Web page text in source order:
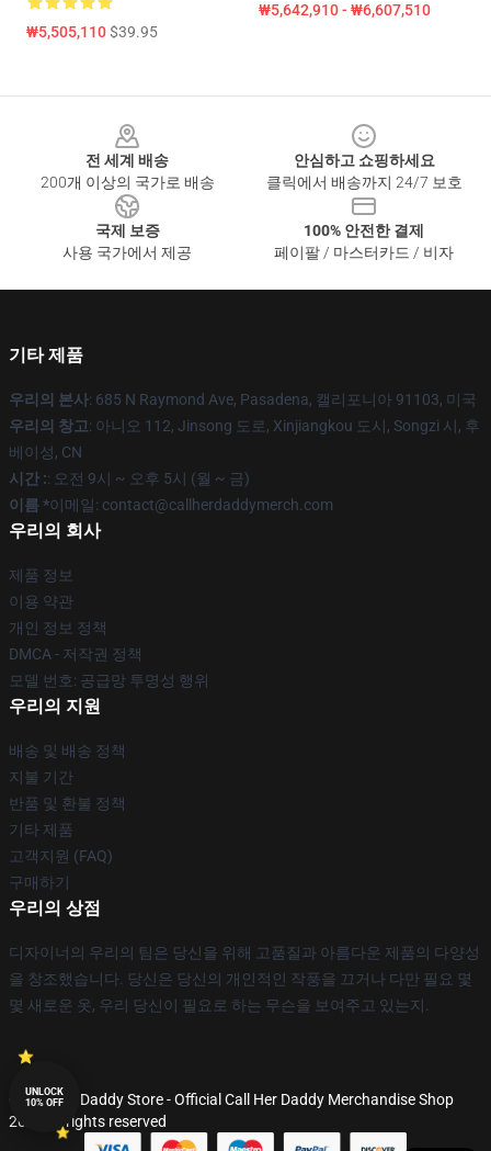
₩5,505,110$39.95
₩5,642,910 - ₩6,607,510
전 세계 배송
200개 이상의 국가로 배송
안심하고 쇼핑하세요
클릭에서 배송까지 24/7 보호
국제 보증
사용 국가에서 제공
100% 안전한 결제
페이팔 / 마스터카드 / 비자
기타 제품
우리의 본사: 685 N Raymond Ave, Pasadena, 캘리포니아 91103, 미국
우리의 창고: 아니오 112, Jinsong 도로, Xinjiangkou 도시, Songzi 시, 후
베이성, CN
시간 :: 오전 9시 ~ 오후 5시 (월 ~ 금)
이름 *이메일: contact@callherdaddymerch.com
우리의 회사
제품 정보
이용 약관
개인 정보 정책
DMCA - 저작권 정책
모델 번호: 공급망 투명성 행위
우리의 지원
배송 및 배송 정책
지불 기간
반품 및 환불 정책
기타 제품
고객지원 (FAQ)
구매하기
우리의 상점
디자이너의 우리의 팀은 당신을 위해 고품질과 아름다운 제품의 다양성
을 창조했습니다. 당신은 당신의 개인적인 작풍을 끄거나 다만 필요 몇
몇 새로운 옷, 우리 당신이 필요로 하는 무슨을 보여주고 있는지.
© Call Her Daddy Store - Official Call Her Daddy Merchandise Shop
2026 all rights reserved
UNLOCK
10% OFF